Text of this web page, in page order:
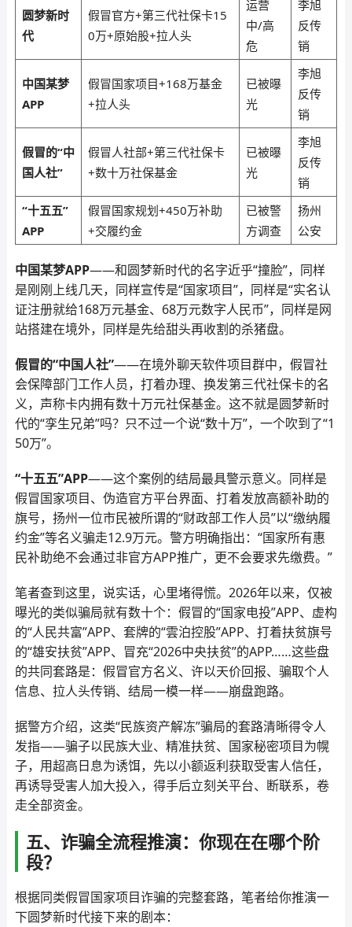
圆梦新时
代
假冒官方+第三代社保卡15
0万+原始股+拉人头
运营
中/高
危
李旭
反传
销
中国某梦
APP
假冒国家项目+168万基金
+拉人头
已被曝
光
李旭
反传
销
假冒的“中
国人社”
假冒人社部+第三代社保卡
+数十万社保基金
已被曝
光
李旭
反传
销
“十五五”
APP
假冒国家规划+450万补助
+交履约金
已被警
方调查
扬州
公安
中国某梦APP——和圆梦新时代的名字近乎“撞脸”，同样
是刚刚上线几天，同样宣传是“国家项目”，同样是“实名认
证注册就给168万元基金、68万元数字人民币”，同样是网
站搭建在境外，同样是先给甜头再收割的杀猪盘。
假冒的“中国人社”——在境外聊天软件项目群中，假冒社
会保障部门工作人员，打着办理、换发第三代社保卡的名
义，声称卡内拥有数十万元社保基金。这不就是圆梦新时
代的“孪生兄弟”吗？只不过一个说“数十万”，一个吹到了“1
50万”。
“十五五”APP——这个案例的结局最具警示意义。同样是
假冒国家项目、伪造官方平台界面、打着发放高额补助的
旗号，扬州一位市民被所谓的“财政部工作人员”以“缴纳履
约金”等名义骗走12.9万元。警方明确指出：“国家所有惠
民补助绝不会通过非官方APP推广，更不会要求先缴费。”
笔者查到这里，说实话，心里堵得慌。2026年以来，仅被
曝光的类似骗局就有数十个：假冒的“国家电投”APP、虚构
的“人民共富”APP、套牌的“雲泊控股”APP、打着扶贫旗号
的“雄安扶贫”APP、冒充“2026中央扶贫”的APP……这些盘
的共同套路是：假冒官方名义、许以天价回报、骗取个人
信息、拉人头传销、结局一模一样——崩盘跑路。
据警方介绍，这类“民族资产解冻”骗局的套路清晰得令人
发指——骗子以民族大业、精准扶贫、国家秘密项目为幌
子，用超高日息为诱饵，先以小额返利获取受害人信任，
再诱导受害人加大投入，得手后立刻关平台、断联系，卷
走全部资金。
五、诈骗全流程推演：你现在在哪个阶
段？
根据同类假冒国家项目诈骗的完整套路，笔者给你推演一
下圆梦新时代接下来的剧本：